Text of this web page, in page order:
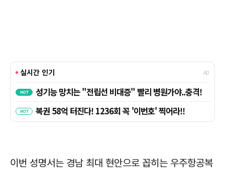
이번 성명서는 경남 최대 현안으로 꼽히는 우주항공복